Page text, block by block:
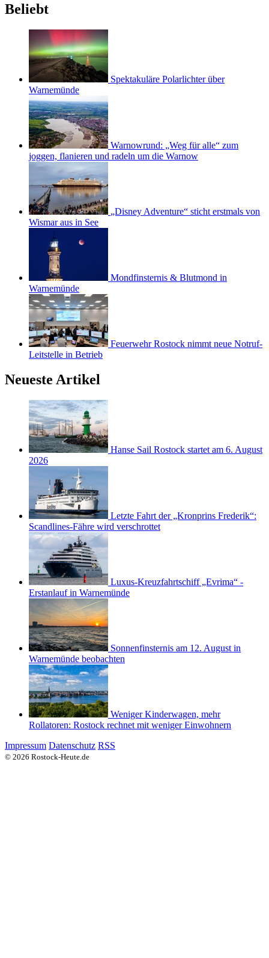
Beliebt
Spektakuläre Polarlichter über
Warnemünde
Warnowrund: „Weg für alle“ zum
joggen, flanieren und radeln um die Warnow
„Disney Adventure“ sticht erstmals von
Wismar aus in See
Mondfinsternis & Blutmond in
Warnemünde
Feuerwehr Rostock nimmt neue Notruf-
Leitstelle in Betrieb
Neueste Artikel
Hanse Sail Rostock startet am 6. August
2026
Letzte Fahrt der „Kronprins Frederik“:
Scandlines-Fähre wird verschrottet
Luxus-Kreuzfahrtschiff „Evrima“ -
Erstanlauf in Warnemünde
Sonnenfinsternis am 12. August in
Warnemünde beobachten
Weniger Kinderwagen, mehr
Rollatoren: Rostock rechnet mit weniger Einwohnern
Impressum Datenschutz RSS
© 2026 Rostock-Heute.de